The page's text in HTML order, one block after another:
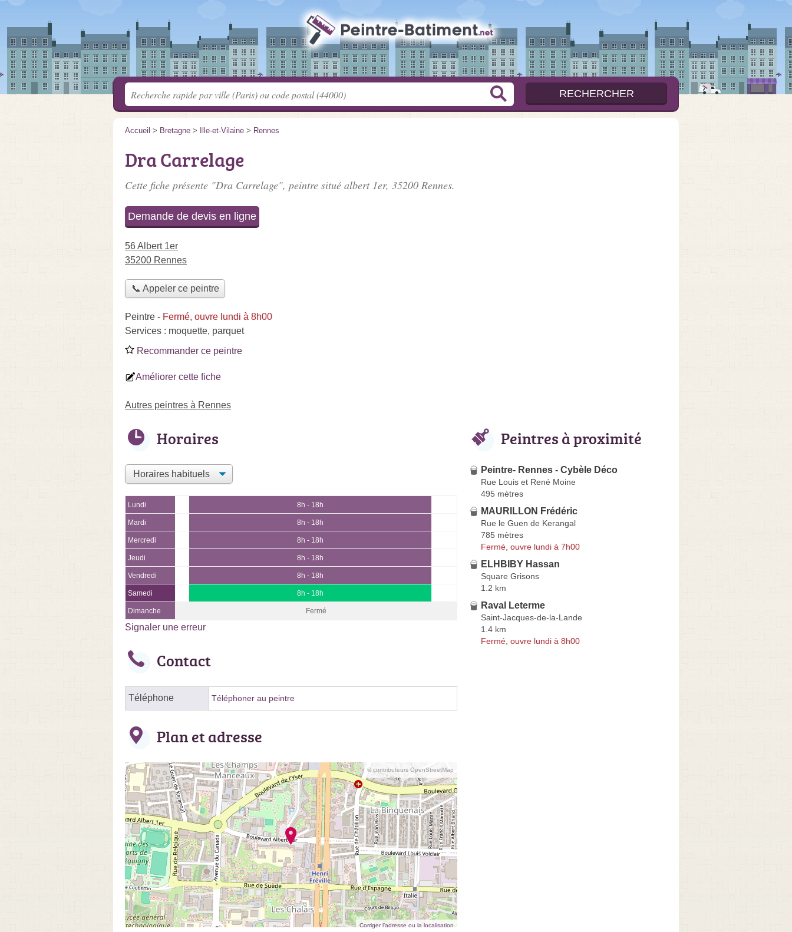
Accueil > Bretagne > Ille-et-Vilaine > Rennes
Dra Carrelage
Cette fiche présente "Dra Carrelage", peintre situé albert 1er, 35200 Rennes.
Demande de devis en ligne
56 Albert 1er
35200 Rennes
📞 Appeler ce peintre
Peintre - Fermé, ouvre lundi à 8h00
Services : moquette, parquet
Recommander ce peintre
Améliorer cette fiche
Autres peintres à Rennes
Horaires
Lundi 8h - 18h
Mardi 8h - 18h
Mercredi 8h - 18h
Jeudi 8h - 18h
Vendredi 8h - 18h
Samedi 8h - 18h
Dimanche Fermé
Signaler une erreur
Contact
Téléphone Téléphoner au peintre
Plan et adresse
© contributeurs OpenStreetMap
Corriger l’adresse ou la localisation
Peintres à proximité
Peintre- Rennes - Cybèle Déco
Rue Louis et René Moine
495 mètres
MAURILLON Frédéric
Rue le Guen de Kerangal
785 mètres
Fermé, ouvre lundi à 7h00
ELHBIBY Hassan
Square Grisons
1.2 km
Raval Leterme
Saint-Jacques-de-la-Lande
1.4 km
Fermé, ouvre lundi à 8h00